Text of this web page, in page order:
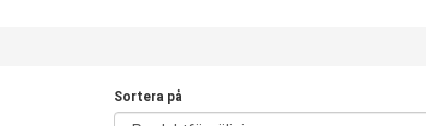
Sortera på